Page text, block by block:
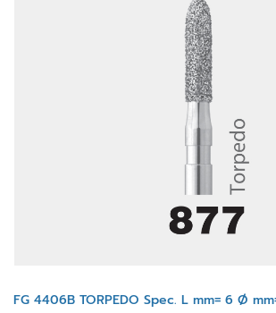
FG 4406B TORPEDO Spec. L mm= 6 Ø